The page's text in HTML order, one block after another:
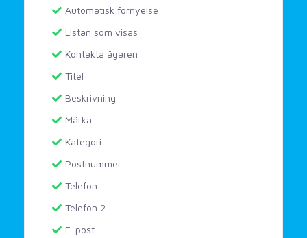
Automatisk förnyelse
Listan som visas
Kontakta ägaren
Titel
Beskrivning
Märka
Kategori
Postnummer
Telefon
Telefon 2
E-post